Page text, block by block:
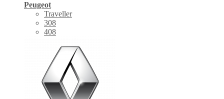
Peugeot
Traveller
308
408